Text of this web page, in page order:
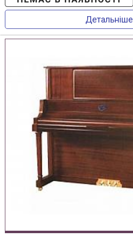
Детальніше